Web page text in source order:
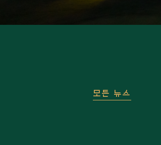
모든 뉴스